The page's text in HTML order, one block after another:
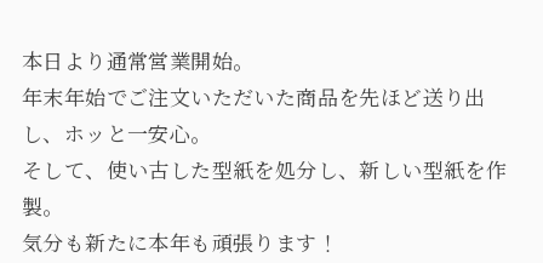
本日より通常営業開始。
年末年始でご注文いただいた商品を先ほど送り出
し、ホッと一安心。
そして、使い古した型紙を処分し、新しい型紙を作
製。
気分も新たに本年も頑張ります！